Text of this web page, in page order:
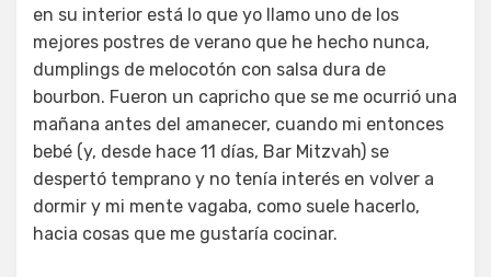
en su interior está lo que yo llamo uno de los
mejores postres de verano que he hecho nunca,
dumplings de melocotón con salsa dura de
bourbon. Fueron un capricho que se me ocurrió una
mañana antes del amanecer, cuando mi entonces
bebé (y, desde hace 11 días, Bar Mitzvah) se
despertó temprano y no tenía interés en volver a
dormir y mi mente vagaba, como suele hacerlo,
hacia cosas que me gustaría cocinar.